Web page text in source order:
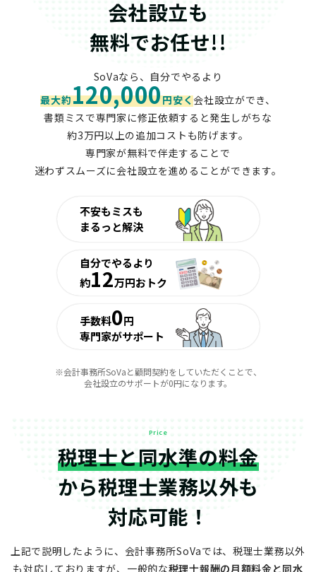
会社設立も
無料でお任せ!!
SoVaなら、自分でやるより
最大約120,000円安く会社設立ができ、
書類ミスで専門家に修正依頼すると発生しがちな
約3万円以上の追加コストも防げます。
専門家が無料で伴走することで
迷わずスムーズに会社設立を進めることができます。
不安もミスも
まるっと解決
自分でやるより
約12万円おトク
手数料0円
専門家がサポート
※会計事務所SoVaと顧問契約をしていただくことで、
会社設立のサポートが0円になります。
Price
税理士と同水準の料金
から税理士業務以外も
対応可能！
上記で説明したように、会計事務所SoVaでは、税理士業務以外
も対応しておりますが、 一般的な税理士報酬の月額料金と同水